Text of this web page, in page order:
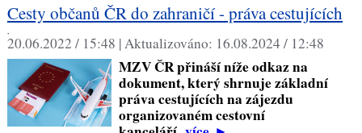
Cesty občanů ČR do zahraničí - práva cestujících
,
20.06.2022 / 15:48 |Aktualizováno: 16.08.2024 / 12:48
MZV ČR přináší níže odkaz na
dokument, který shrnuje základní
práva cestujících na zájezdu
organizovaném cestovní